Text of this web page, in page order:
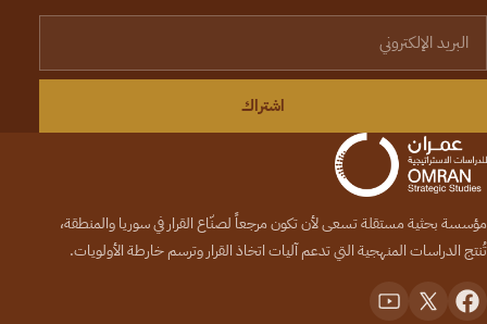
اشتراك
مؤسسة بحثية مستقلة تسعى لأن تكون مرجعاً لصنّاع القرار في سوريا والمنطقة،
تُنتج الدراسات المنهجية التي تدعم آليات اتخاذ القرار وترسم خارطة الأولويات.